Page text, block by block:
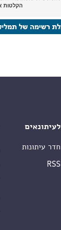
לעיתונאים
חדר עיתונות
RSS